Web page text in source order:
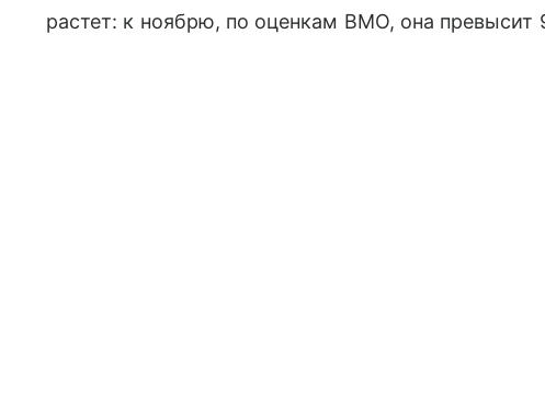
растет: к ноябрю, по оценкам ВМО, она превысит